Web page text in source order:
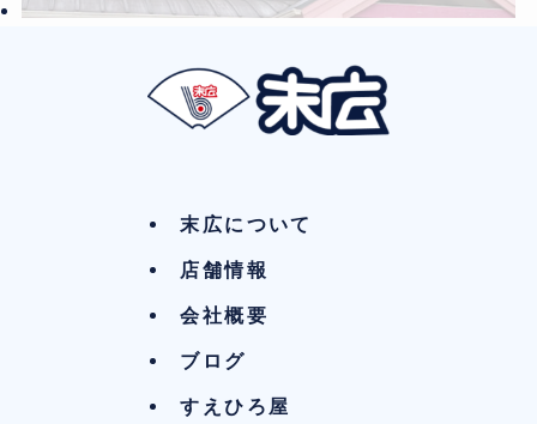
末広について
店舗情報
会社概要
ブログ
すえひろ屋